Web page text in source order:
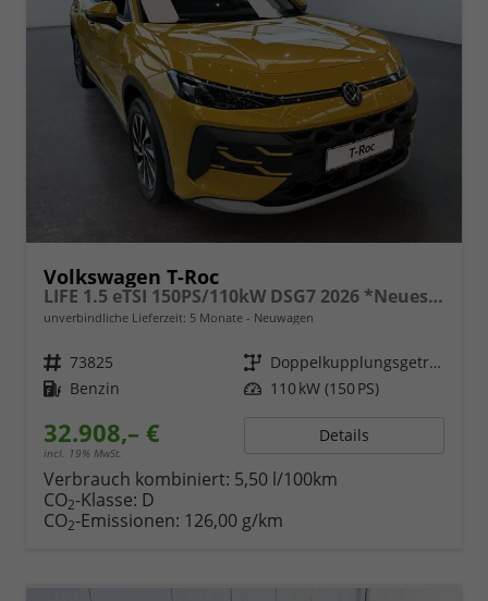
Volkswagen T-Roc
LIFE 1.5 eTSI 150PS/110kW DSG7 2026 *Neues Modell*
unverbindliche Lieferzeit: 5 Monate Neuwagen
Fahrzeugnr. 73825 Getriebe
Doppelkupplungsgetriebe (DSG)
Kraftstoff Benzin Leistung 110 kW (150 PS)
32.908,– €
incl. 19% MwSt.
Details
Verbrauch kombiniert: 5,50 l/100km
CO2-Klasse: D
CO2-Emissionen: 126,00 g/km